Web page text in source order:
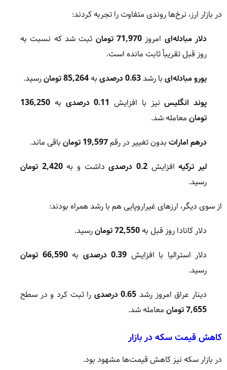
در بازار ارز، نرخ‌ها روندی متفاوت را تجربه کردند:
دلار مبادله‌ای امروز 71,970 تومان
ثبت شد که نسبت به
روز قبل تقریباً ثابت مانده است.
یورو مبادله‌ای با رشد0.63 درصدی به85,264 تومان
رسید.
پوند انگلیسنیز با افزایش 0.11 درصدی به 136,250
تومان معامله شد.
درهم امارات بدون تغییر در رقم19,597 تومان
باقی ماند.
لیر ترکیهافزایش 0.2 درصدی داشت و به2,420 تومان
رسید.
از سوی دیگر، ارزهای غیراروپایی هم با رشد همراه بودند:
دلار کانادا روز قبل به72,550 تومان
رسید.
دلار استرالیا با افزایش 0.39 درصدی به66,590 تومان
رسید.
دینار عراق امروز رشد 0.65 درصدی
را ثبت کرد و در سطح
7,655 تومان
معامله شد.
کاهش قیمت سکه در بازار
در بازار سکه نیز کاهش قیمت‌ها مشهود بود.